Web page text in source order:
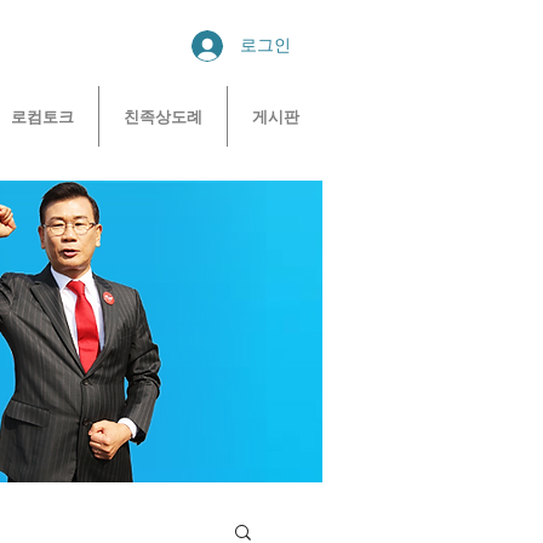
로그인
로컴토크 친족상도례 게시판